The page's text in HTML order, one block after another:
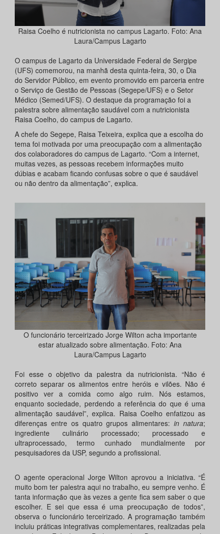
Raisa Coelho é nutricionista no campus Lagarto. Foto: Ana
Laura/Campus Lagarto
O campus de Lagarto da Universidade Federal de Sergipe
(UFS) comemorou, na manhã desta quinta-feira, 30, o Dia
do Servidor Público, em evento promovido em parceria entre
o Serviço de Gestão de Pessoas (Segepe/UFS) e o Setor
Médico (Semed/UFS). O destaque da programação foi a
palestra sobre alimentação saudável com a nutricionista
Raisa Coelho, do campus de Lagarto.
A chefe do Segepe, Raisa Teixeira, explica que a escolha do
tema foi motivada por uma preocupação com a alimentação
dos colaboradores do campus de Lagarto. “Com a internet,
muitas vezes, as pessoas recebem informações muito
dúbias e acabam ficando confusas sobre o que é saudável
ou não dentro da alimentação”, explica.
O funcionário terceirizado Jorge Wilton acha importante
estar atualizado sobre alimentação. Foto: Ana
Laura/Campus Lagarto
Foi esse o objetivo da palestra da nutricionista. “Não é
correto separar os alimentos entre heróis e vilões. Não é
positivo ver a comida como algo ruim. Nós estamos,
enquanto sociedade, perdendo a referência do que é uma
alimentação saudável”, explica. Raisa Coelho enfatizou as
diferenças entre os quatro grupos alimentares:in natura;
ingrediente culinário processado; processado e
ultraprocessado, termo cunhado mundialmente por
pesquisadores da USP, segundo a profissional.
O agente operacional Jorge Wilton aprovou a iniciativa. “É
muito bom ter palestra aqui no trabalho, eu sempre venho. É
tanta informação que às vezes a gente fica sem saber o que
escolher. E sei que essa é uma preocupação de todos”,
observa o funcionário terceirizado. A programação também
incluiu práticas integrativas complementares, realizadas pela